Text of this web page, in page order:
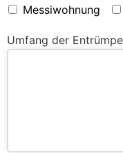
Messiwohnung
Umfang der